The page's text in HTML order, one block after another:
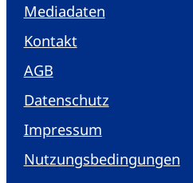
Mediadaten
Kontakt
AGB
Datenschutz
Impressum
Nutzungsbedingungen